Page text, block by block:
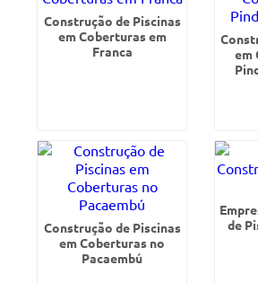
Construção de Piscinas
em Coberturas em
Franca
em
Construção de Piscinas
em Coberturas no
Pacaembú
de